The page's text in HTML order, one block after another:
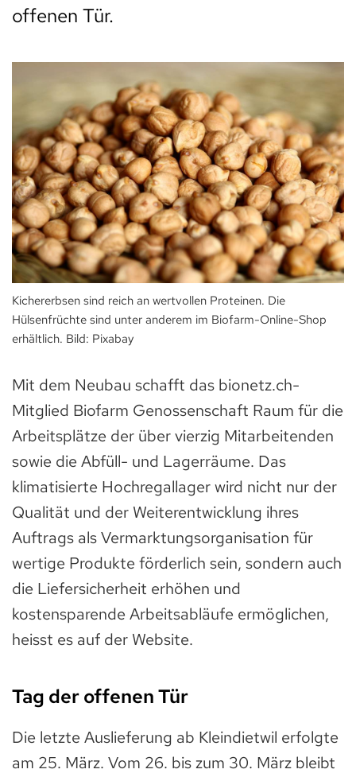
offenen Tür.
Kichererbsen sind reich an wertvollen Proteinen. Die
Hülsenfrüchte sind unter anderem im Biofarm-Online-Shop
erhältlich. Bild: Pixabay
Mit dem Neubau schafft das bionetz.ch-
Mitglied Biofarm Genossenschaft Raum für die
Arbeitsplätze der über vierzig Mitarbeitenden
sowie die Abfüll- und Lagerräume. Das
klimatisierte Hochregallager wird nicht nur der
Qualität und der Weiterentwicklung ihres
Auftrags als Vermarktungsorganisation für
wertige Produkte förderlich sein, sondern auch
die Liefersicherheit erhöhen und
kostensparende Arbeitsabläufe ermöglichen,
heisst es auf der Website.
Tag der offenen Tür
Die letzte Auslieferung ab Kleindietwil erfolgte
am 25. März. Vom 26. bis zum 30. März bleibt